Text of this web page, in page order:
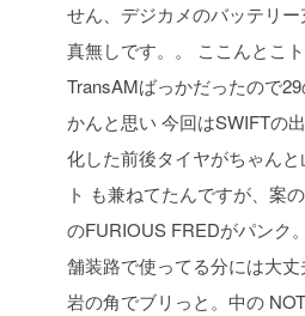
せん、デジカメのバッテリ
真無しです。。
ここんとこ
TransAMばっかだったので
かんと思い 今回はSWIFTの
化した前後タイヤがちゃん
ト も兼ねてたんですが、案
のFURIOUS FREDがパンク。
舗装路で使ってる分には大丈
岩の角でブリっと。中の